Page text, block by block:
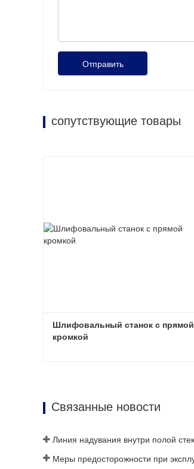
Отправить
сопутствующие товары
Шлифовальный станок с прямой
кромкой
Связанные новости